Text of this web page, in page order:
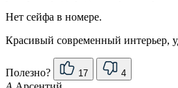
Нет сейфа в номере.
Красивый современный интерьер,
Полезно? 17 4